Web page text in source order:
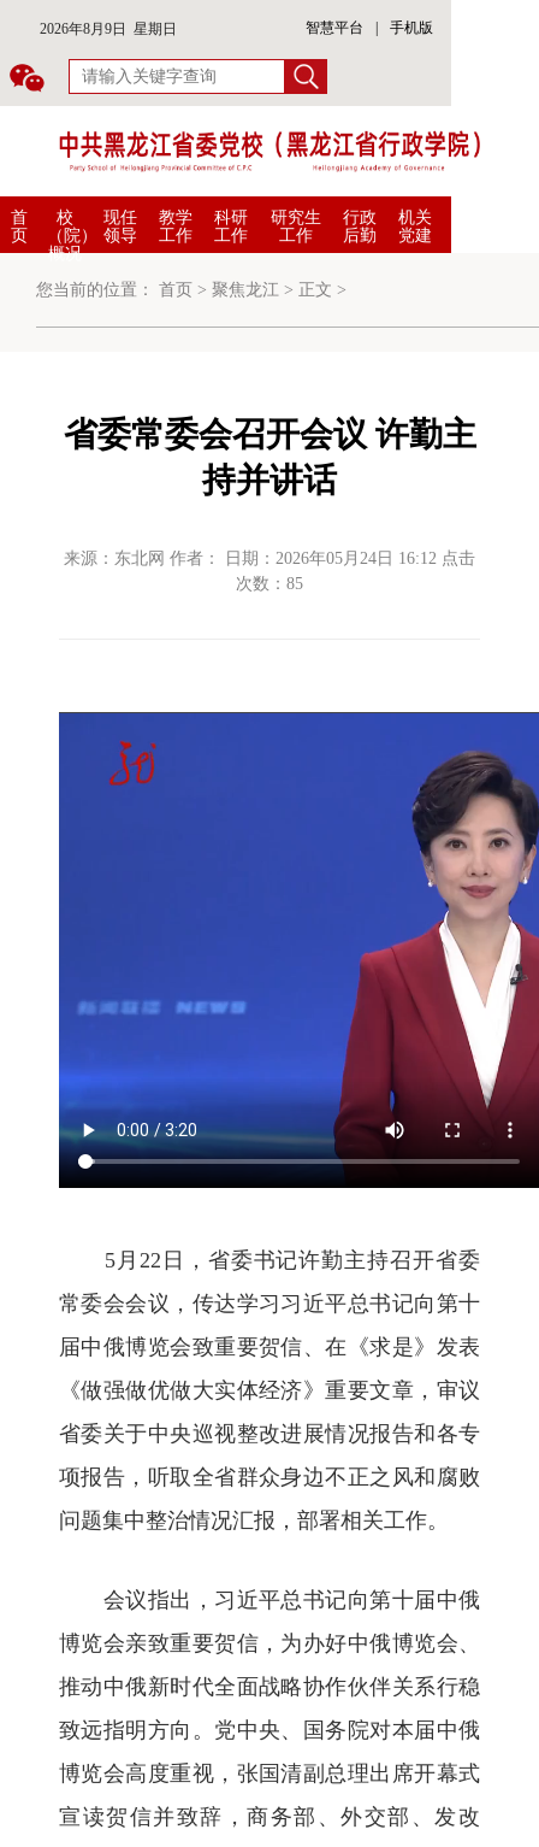
2026年8月9日 星期日 智慧平台 手机版
首
页
校
（院）
概况
现任
领导
教学
工作
科研
工作
研究生
工作
行政
后勤
机关
党建
您当前的位置： 首页 > 聚焦龙江 > 正文 >
省委常委会召开会议 许勤主
持并讲话
来源：东北网 作者： 日期：2026年05月24日 16:12 点击
次数： 85
5月22日，省委书记许勤主持召开省委
常委会会议，传达学习习近平总书记向第十
届中俄博览会致重要贺信、在《求是》发表
《做强做优做大实体经济》重要文章，审议
省委关于中央巡视整改进展情况报告和各专
项报告，听取全省群众身边不正之风和腐败
问题集中整治情况汇报，部署相关工作。
会议指出，习近平总书记向第十届中俄
博览会亲致重要贺信，为办好中俄博览会、
推动中俄新时代全面战略协作伙伴关系行稳
致远指明方向。党中央、国务院对本届中俄
博览会高度重视，张国清副总理出席开幕式
宣读贺信并致辞，商务部、外交部、发改